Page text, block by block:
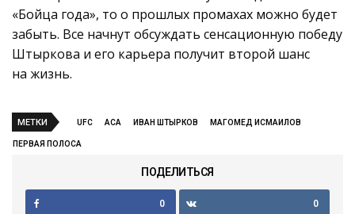
«Бойца года», то о прошлых промахах можно будет
забыть. Все начнут обсуждать сенсационную победу
Штыркова и его карьера получит второй шанс
на жизнь.
МЕТКИ UFC АСА ИВАН ШТЫРКОВ МАГОМЕД ИСМАИЛОВ
ПЕРВАЯ ПОЛОСА
ПОДЕЛИТЬСЯ
0 0